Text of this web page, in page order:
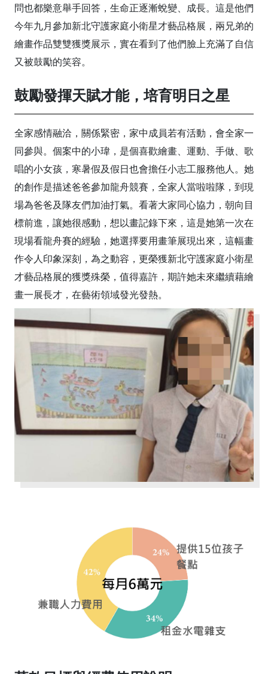
問也都樂意舉手回答，生命正逐漸蛻變、成長。這是他們
今年九月參加新北守護家庭小衛星才藝品格展，兩兄弟的
繪畫作品雙雙獲獎展示，實在看到了他們臉上充滿了自信
又被鼓勵的笑容。
鼓勵發揮天賦才能，培育明日之星
全家感情融洽，關係緊密，家中成員若有活動，會全家一
同參與。個案中的小瑋，是個喜歡繪畫、運動、手做、歌
唱的小女孩，寒暑假及假日也會擔任小志工服務他人。她
的創作是描述爸爸參加龍舟競賽，全家人當啦啦隊，到現
場為爸爸及隊友們加油打氣。看著大家同心協力，朝向目
標前進，讓她很感動，想以畫記錄下來，這是她第一次在
現場看龍舟賽的經驗，她選擇要用畫筆展現出來，這幅畫
作令人印象深刻，為之動容，更榮獲新北守護家庭小衛星
才藝品格展的獲獎殊榮，值得嘉許，期許她未來繼續藉繪
畫一展長才，在藝術領域發光發熱。